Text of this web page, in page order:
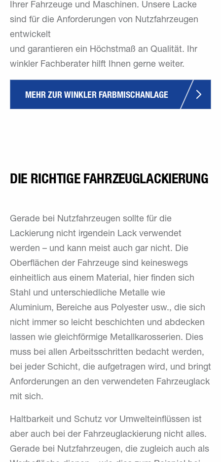
Ihrer Fahrzeuge und Maschinen. Unsere Lacke
sind für die Anforderungen von Nutzfahrzeugen
entwickelt
und garantieren ein Höchstmaß an Qualität. Ihr
winkler Fachberater hilft Ihnen gerne weiter.
MEHR ZUR WINKLER FARBMISCHANLAGE
DIE RICHTIGE FAHRZEUGLACKIERUNG
Gerade bei Nutzfahrzeugen sollte für die
Lackierung nicht irgendein Lack verwendet
werden – und kann meist auch gar nicht. Die
Oberflächen der Fahrzeuge sind keineswegs
einheitlich aus einem Material, hier finden sich
Stahl und unterschiedliche Metalle wie
Aluminium, Bereiche aus Polyester usw., die sich
nicht immer so leicht beschichten und abdecken
lassen wie gleichförmige Metallkarosserien. Dies
muss bei allen Arbeitsschritten bedacht werden,
bei jeder Schicht, die aufgetragen wird, und bringt
Anforderungen an den verwendeten Fahrzeuglack
mit sich.
Haltbarkeit und Schutz vor Umwelteinflüssen ist
aber auch bei der Fahrzeuglackierung nicht alles.
Gerade bei Nutzfahrzeugen, die zugleich auch als